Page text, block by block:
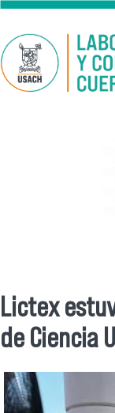
Pasar al contenido
Se
Lictex
de Ciencia